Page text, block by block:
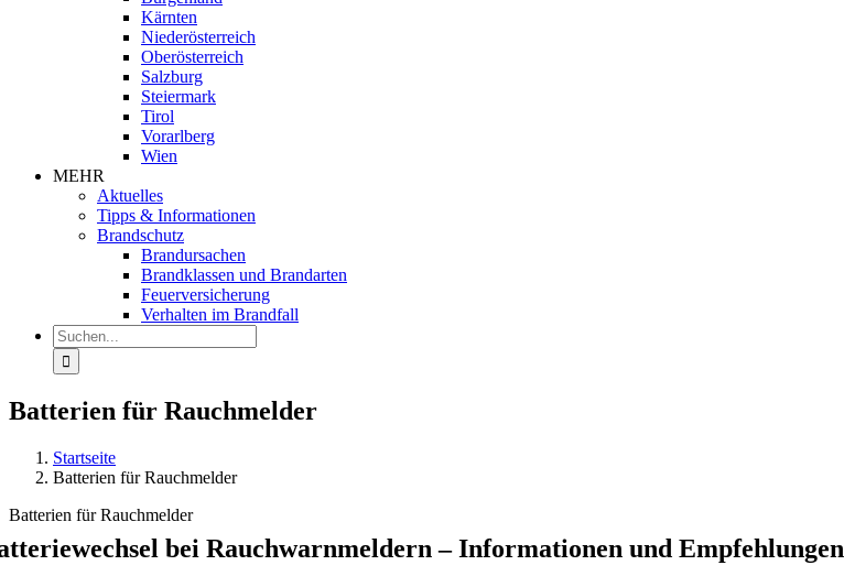
Kärnten
Niederösterreich
Oberösterreich
Salzburg
Steiermark
Tirol
Vorarlberg
Wien
MEHR
Aktuelles
Tipps & Informationen
Brandschutz
Brandursachen
Brandklassen und Brandarten
Feuerversicherung
Verhalten im Brandfall
Suche
nach:
Batterien für Rauchmelder
Startseite
Batterien für Rauchmelder
Batterien für Rauchmelder
bei Rauchwarnmeldern – Informationen und Empfehlungen